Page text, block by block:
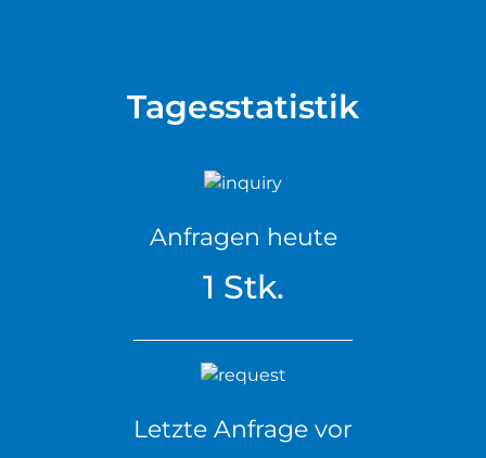
Tagesstatistik
Anfragen heute
1 Stk.
Letzte Anfrage vor